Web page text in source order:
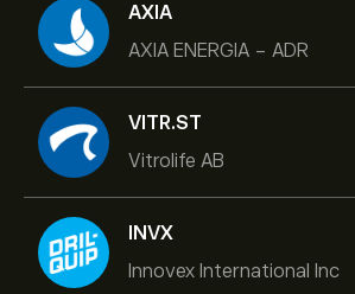
AXIA
AXIA ENERGIA - ADR
VITR.ST
Vitrolife AB
INVX
Innovex International Inc